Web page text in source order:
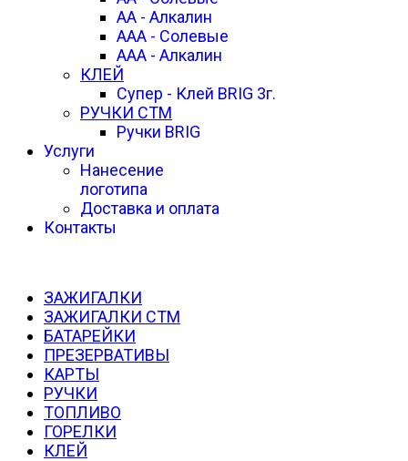
AA - Алкалин
ААА - Солевые
AAA - Алкалин
КЛЕЙ
Супер - Клей BRIG 3г.
РУЧКИ СТМ
Ручки BRIG
Услуги
Нанесение
логотипа
Доставка и оплата
Контакты
ЗАЖИГАЛКИ
ЗАЖИГАЛКИ СТМ
БАТАРЕЙКИ
ПРЕЗЕРВАТИВЫ
КАРТЫ
РУЧКИ
ТОПЛИВО
ГОРЕЛКИ
КЛЕЙ